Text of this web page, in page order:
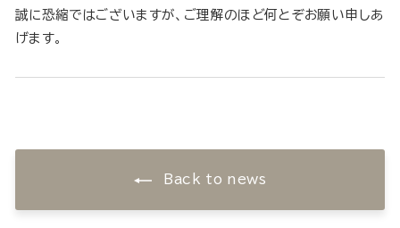
誠に恐縮ではございますが、ご理解のほど何とぞお願い申しあ
げます。
Back to news